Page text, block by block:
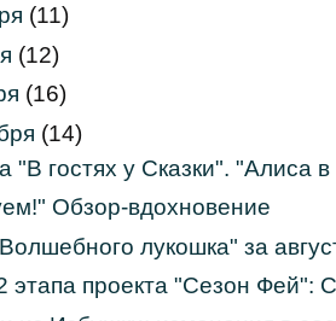
(11)
(12)
(16)
(14)
"В гостях у Сказки". "Алиса
Обзор-вдохновение
лукошка" за
этапа проекта "Сезон Фей":